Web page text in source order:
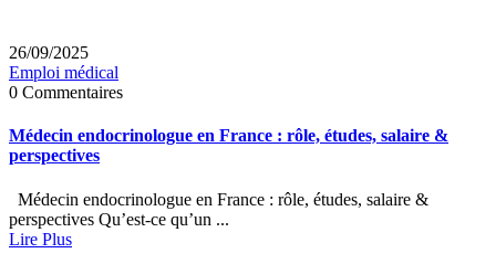
26/09/2025
Emploi médical
0 Commentaires
Médecin endocrinologue en France : rôle, études, salaire &
perspectives
Médecin endocrinologue en France : rôle, études, salaire &
perspectives Qu’est-ce qu’un ...
Lire Plus